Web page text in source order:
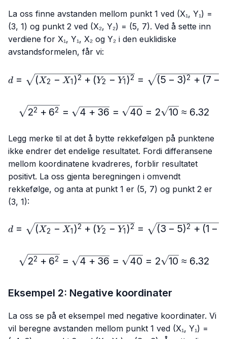
La oss finne avstanden mellom punkt 1 ved (X₁, Y₁) =
(3, 1) og punkt 2 ved (X₂, Y₂) = (5, 7). Ved å sette inn
verdiene for X₁, Y₁, X₂ og Y₂ i den euklidiske
avstandsformelen, får vi:
d=\sqrt{(X₂-X₁)^2+(Y₂-
d = (X2 − X1 )2 + (Y2 − Y1 )2 = (5 − 3)2 + (7 −
22 + 62 = 4 + 36 = 40 = 2 10 ≈ 6.32
Legg merke til at det å bytte rekkefølgen på punktene
ikke endrer det endelige resultatet. Fordi differansene
mellom koordinatene kvadreres, forblir resultatet
positivt. La oss gjenta beregningen i omvendt
rekkefølge, og anta at punkt 1 er (5, 7) og punkt 2 er
(3, 1):
d=\sqrt{(X₂-X₁)^2+(Y₂-
d = (X2 − X1)2 + (Y2 − Y1)2 = (3 − 5)2 + (1 −
22 + 62 = 4 + 36 = 40 = 2 10 ≈ 6.32
Eksempel 2: Negative koordinater
La oss se på et eksempel med negative koordinater. Vi
vil beregne avstanden mellom punkt 1 ved (X₁, Y₁) =